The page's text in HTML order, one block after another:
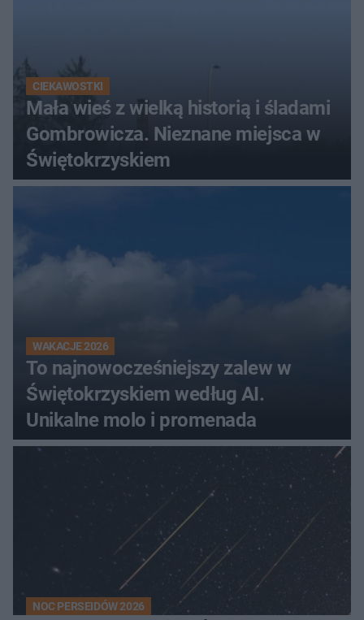
CIEKAWOSTKI
Mała wieś z wielką historią i śladami
Gombrowicza. Nieznane miejsca w
Świętokrzyskiem
WAKACJE 2026
To najnowocześniejszy zalew w
Świętokrzyskiem według AI.
Unikalne molo i promenada
NOC PERSEIDÓW 2026